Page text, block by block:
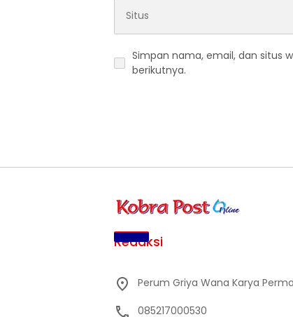
Simpan nama, email, dan situs
berikutnya.
Redaksi
Perum Griya Wana Karya
085217000530